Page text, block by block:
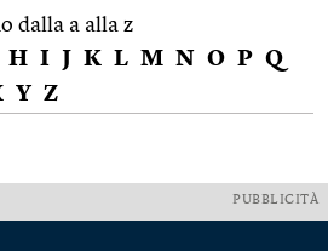
dalla a alla z
H I J K L M N O P Q
Y Z
PUBBLICITÀ